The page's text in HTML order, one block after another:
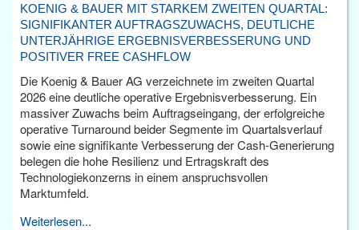
KOENIG & BAUER MIT STARKEM ZWEITEN QUARTAL:
SIGNIFIKANTER AUFTRAGSZUWACHS, DEUTLICHE
UNTERJÄHRIGE ERGEBNISVERBESSERUNG UND
POSITIVER FREE CASHFLOW
Die Koenig & Bauer AG verzeichnete im zweiten Quartal
2026 eine deutliche operative Ergebnisverbesserung. Ein
massiver Zuwachs beim Auftragseingang, der erfolgreiche
operative Turnaround beider Segmente im Quartalsverlauf
sowie eine signifikante Verbesserung der Cash-Generierung
belegen die hohe Resilienz und Ertragskraft des
Technologiekonzerns in einem anspruchsvollen
Marktumfeld.
Weiterlesen...